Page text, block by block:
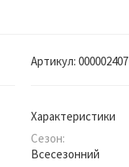
Артикул: 000002407
Характеристики
Сезон:
Всесезонний